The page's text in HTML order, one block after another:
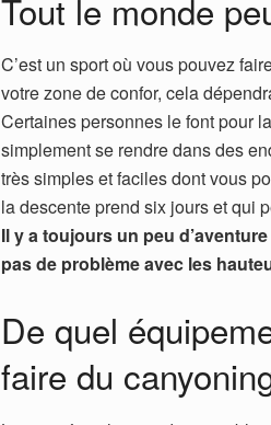
Tout le monde
C’est un sport où vous pouvez
votre zone de confor, cela
Certaines personnes le font pour
simplement se rendre dans des
très simples et faciles dont vous
la descente prend six jours et qui
Il y a toujours un peu
pas de problème avec les
De quel
faire du